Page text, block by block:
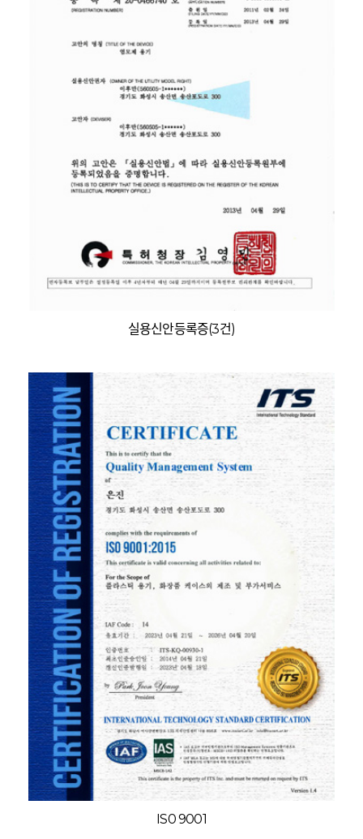
실용신안등록증(3건)
IS0 9001